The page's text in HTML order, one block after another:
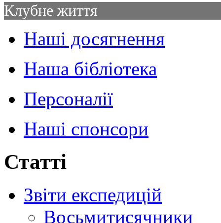
Клубне життя
Наші досягнення
Наша бібліотека
Персоналії
Наші спонсори
Статті
Звіти експедицій
Восьмитисячники